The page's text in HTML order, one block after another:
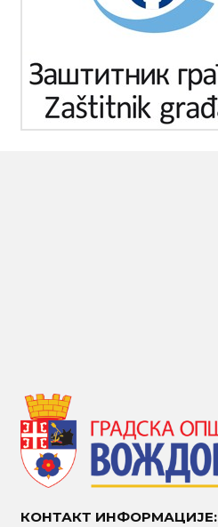
КОНТАКТ ИНФОРМАЦИЈЕ: